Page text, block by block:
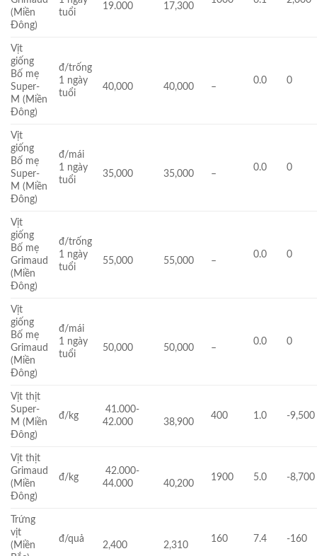
(Miền
Đông)
tuổi
19.000 17,300
Vịt
giống
Bố mẹ
Super-
M (Miền
Đông)
đ/trống
1 ngày
tuổi
40,000 40,000 –
0.0 0
Vịt
giống
Bố mẹ
Super-
M (Miền
Đông)
đ/mái
1 ngày
tuổi
35,000 35,000 –
0.0 0
Vịt
giống
Bố mẹ
Grimaud
(Miền
Đông)
đ/trống
1 ngày
tuổi
55,000 55,000 –
0.0 0
Vịt
giống
Bố mẹ
Grimaud
(Miền
Đông)
đ/mái
1 ngày
tuổi
50,000 50,000 –
0.0 0
Vịt thịt
Super-
M (Miền
Đông)
đ/kg
41.000-
42.000
38,900
400 1.0 -9,500
Vịt thịt
Grimaud
(Miền
Đông)
đ/kg
42.000-
44.000
40,200
1900 5.0 -8,700
Trứng
vịt
(Miền
đ/quả
2,400 2,310
160 7.4 -160